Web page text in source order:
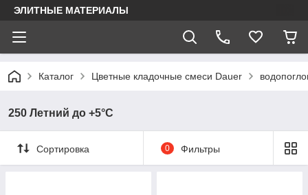
ЭЛИТНЫЕ МАТЕРИАЛЫ
Каталог Цветные кладочные смеси Dauer
250 Летний до +5°С
Сортировка 0 Фильтры